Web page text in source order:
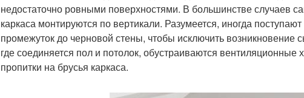
недостаточно ровными поверхностями. В большинстве случаев
каркаса монтируются по вертикали. Разумеется, иногда
промежуток до черновой стены, чтобы исключить возникновение
где соединяется пол и потолок, обустраиваются
пропитки на брусья каркаса.